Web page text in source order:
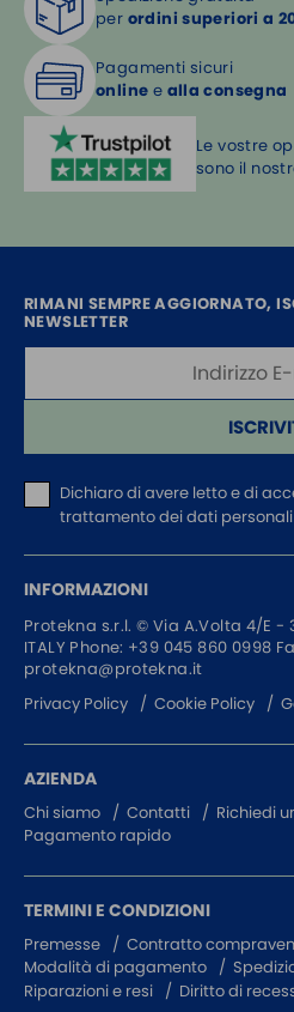
per ordini superiori a
Pagamenti sicuri
online e alla consegna
Le vostre
sono il
RIMANI SEMPRE AGGIORNATO,
NEWSLETTER
Dichiaro di avere letto e di
trattamento dei dati personali
INFORMAZIONI
Protekna s.r.l. © Via A.Volta 4/E -
ITALY Phone: +39 045 860 0998
protekna@protekna.it
Privacy Policy
Cookie Policy
AZIENDA
Chi siamo Contatti
Richiedi
Pagamento rapido
TERMINI E CONDIZIONI
Premesse
Contratto
Modalità di pagamento
Riparazioni e resi
Diritto di